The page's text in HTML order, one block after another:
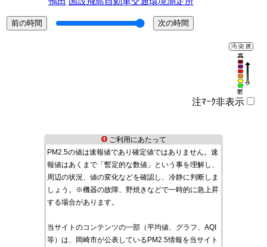
注ﾏｰｸ非表示
ご利用にあたって
PM2.5の値は速報値であり確定値ではありません。速
報値はあくまで「暫定的な数値」という事を理解し、
周辺の状況、値の変化などを確認し、冷静に判断しま
しょう。※機器の故障、野焼きなどで一時的に急上昇
する場合があります。
当サイトのコンテンツの一部（平均値、グラフ、AQI
等）は、岡崎市が公表しているPM2.5情報を当サイト